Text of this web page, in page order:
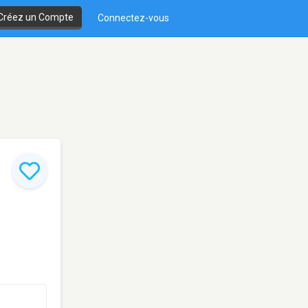
un Compte Connectez-vous